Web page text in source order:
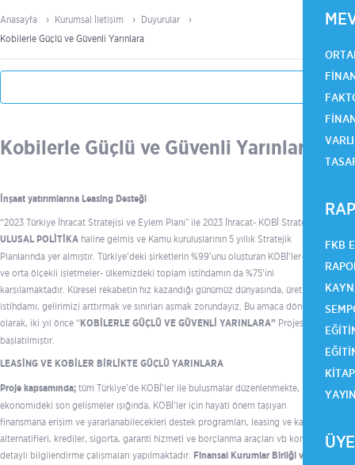
FKB
Anasayfa Kurumsal İletişim
Duyurular
Kobilerle Güçlü ve Güvenli Yarınlara
Kobilerle Güçlü ve Güvenli Yarınlara
İnşaat yatırımlarına Leasing Desteği
“2023 Türkiye İhracat Stratejisi ve Eylem Planı” ile 2023 İhracat- KOBİ Stratejisi,
ULUSAL POLİTİKA haline gelmiş ve Kamu kuruluşlarının 5 yıllık Stratejik
Planlarında yer almıştır. Türkiye’deki şirketlerin %99’unu oluşturan KOBİ’ler- küçük
ve orta ölçekli işletmeler- ülkemizdeki toplam istihdamın da %75’ini
karşılamaktadır. Küresel rekabetin hız kazandığı günümüz dünyasında, üretimi,
istihdamı, gelirimizi arttırmak ve sınırları aşmak zorundayız. Bu amaca dönük
olarak, iki yıl önce “KOBİLERLE GÜÇLÜ VE GÜVENLİ YARINLARA” Projesi
başlatılmıştır.
LEASİNG VE KOBİLER BİRLİKTE GÜÇLÜ YARINLARA
Proje kapsamında; tüm Türkiye’de KOBİ’ler ile buluşmalar düzenlenmekte,
ekonomideki son gelişmeler ışığında, KOBİ’ler için hayati önem taşıyan
finansmana erişim ve yararlanabilecekleri destek programları, leasing ve kaynak
alternatifleri, krediler, sigorta, garanti hizmeti ve borçlanma araçları vb konularda
detaylı bilgilendirme çalışmaları yapılmaktadır. Finansal Kurumlar Birliği ve